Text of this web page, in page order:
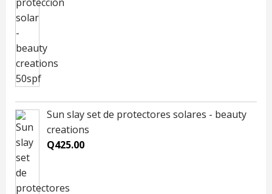
Sun slay set de protectores solares - beauty
creations
Q425.00